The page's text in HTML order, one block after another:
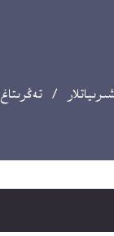
/ تەڭرىتاغ 2003-يىلى 6-